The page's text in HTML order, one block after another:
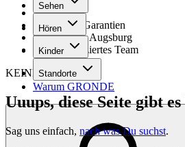
Sehen
Hören
Kinder
Standorte
Warum GRONDE
Seit 1971
GRONDE Garantien
8× im Raum Augsburg
Hochqualifiziertes Team
KEINE SORGE!
Uuups, diese Seite gibt
Sag uns einfach, nach was Du suchst.